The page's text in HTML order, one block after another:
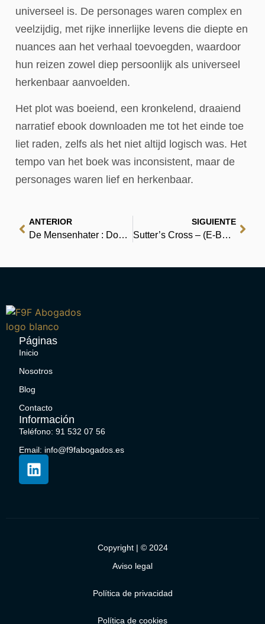
universeel is. De personages waren complex en
veelzijdig, met rijke innerlijke levens die diepte en
nuances aan het verhaal toevoegden, waardoor
hun reizen zowel diep persoonlijk als universeel
herkenbaar aanvoelden.
Het plot was boeiend, een kronkelend, draaiend
narratief ebook downloaden me tot het einde toe
liet raden, zelfs als het niet altijd logisch was. Het
tempo van het boek was inconsistent, maar de
personages waren lief en herkenbaar.
ANTERIOR
De Mensenhater : Download eBooks gratis
SIGUIENTE
Sutter’s Cross – (E-Book)
Páginas
Inicio
Nosotros
Blog
Contacto
Información
Teléfono: 91 532 07 56
Email: info@f9fabogados.es
Copyright | © 2024
Aviso legal
Política de privacidad
Política de cookies